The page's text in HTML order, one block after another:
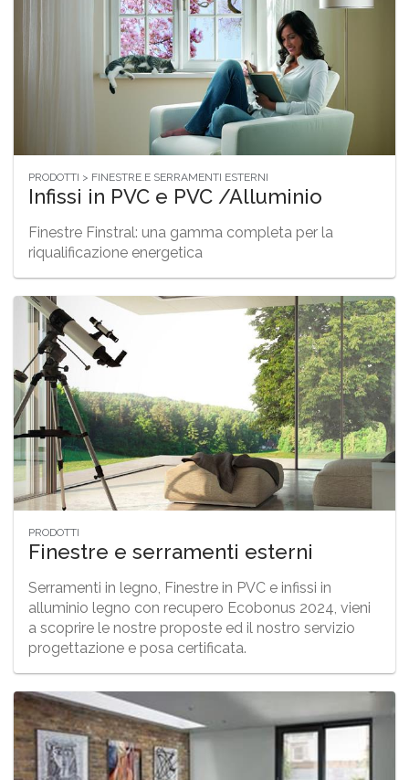
PRODOTTI > FINESTRE E SERRAMENTI ESTERNI
Infissi in PVC e PVC /Alluminio
Finestre Finstral: una gamma completa per la
riqualificazione energetica
PRODOTTI
Finestre e serramenti esterni
Serramenti in legno, Finestre in PVC e infissi in
alluminio legno con recupero Ecobonus 2024, vieni
a scoprire le nostre proposte ed il nostro servizio
progettazione e posa certificata.